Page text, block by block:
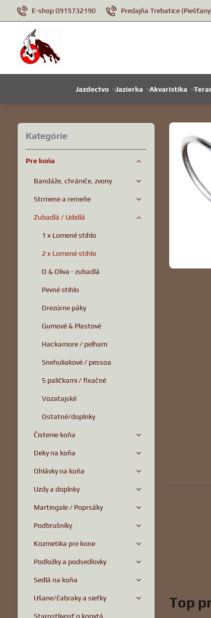
E-shop 0915732190 Predajňa Trebatice
Jazdectvo Jazierka Akvaristika
Top
Kategórie
Pre koňa
Bandáže, chrániče, zvony
Strmene a remeňe
Zubadlá / Udidlá
1 x Lomené stihlo
2 x Lomené stihlo
D & Oliva - zubadlá
Pevné stihlo
Drezúrne páky
Gumové & Plastové
Hackamore / pelham
Snehuliakové / pessoa
S paličkami / fixačné
Vozatajské
Ostatné/doplnky
Čistenie koňa
Deky na koňa
Ohlávky na koňa
Uzdy a doplnky
Martingale / Poprsáky
Podbrušníky
Kozmetika pre kone
Podložky a podsedlovky
Sedlá na koňa
Ušane/čabraky a sieťky
Starostlivosť o kopytá